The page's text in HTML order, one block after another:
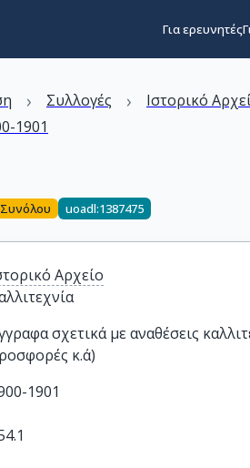
Για ερευνητές
› Συλλογές › Ιστορικό
1901
uoadl:1387475
Αρχείο
σχετικά με αναθέσεις
κ.ά)
1901